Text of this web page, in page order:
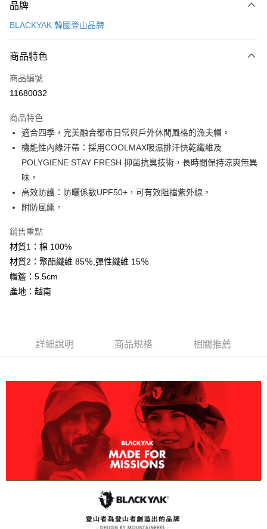
信用卡一次付款
LINE Pay
Apple Pay
悠遊付
Google Pay
全盈+PAY
大哥付你分期
相關說明
1.本服務由台灣大哥大提供，台灣大哥大用戶可立即使用無須另外申請。
流程，驗證手機門號後，選擇欲分期的期數、繳款截止日，確認付款後即完
成交易。
3.實際核准額度、可分期數及費用金額請依後續交易確認頁面所載為準。
4.訂單成立30分鐘內，如未前往確認交易或遇審核未通過，訂單將自動取
消。如遇「轉專審核」未通過狀況，表示未達大哥付你分期系統評分，恕無
2.透過簡訊連結打開帳單後，可選擇「超商條碼／台灣大直營門市／銀行轉
1.本服務係由「台灣大哥大股份有限公司」（以下簡稱本公司）所提供，讓
用戶於交易時，得透過本服務購買商品或服務，並由商店將買賣／分期付款
買賣價金債權讓與本公司後，依約使用本公司帳單繳交帳款。
2.基於同意付款使用「大哥付你分期」之契約關係目的，商店將以您的個人
資料（包含姓名、電話或地址）提供予台灣大哥大進項蒐集、處理及利用，
由本公司與您本人進行分期帳單所需資料之確認、核對及更正。
3.完整用戶服務條款，請詳閱以下連結：
https://oppay.tw/userRule
AFTEE先享後付
相關說明
AFTEE先享後付是「在收到商品之後才付款」的支付方式。 讓您購物簡單
便利好安心！
１．簡單：不需註冊會員、不需綁卡、不需儲值。
２．便利：只要手機號碼，簡訊認證，即可結帳。
１．於結帳方式選擇「AFTEE先享後付」後，將跳轉至「AFTEE先享後付」
結帳頁面，進行簡訊認證並確認金額後，即可完成結帳。
ATM／網路銀行／等多元方式進行付款，方視為交易完成。
※ 請注意：結帳手續完成當下不需立刻繳費，但若您需要取消訂單，請聯絡
購買商品的店家。未經商家同意取消之訂單仍視為有效，需透過AFTEE先享
後付繳納相關費用。
※ 交易是否成功請以「AFTEE先享後付 」之結帳頁面顯示為準，若有關於
是否繳費成功／繳費後需取消欲退款等相關疑問，請聯繫「AFTEE先享後付
客戶支援中心」
https://netprotections.freshdesk.com/support/home
【注意事項】
１．透過由恩沛科技股份有限公司提供之「AFTEE先享後付」服務完成之交
易，需依本服務之必要範圍內提供個人資料，並將交易相關給付款項請求債
權轉讓予恩沛科技股份有限公司。
https://aftee.tw/terms/#terms3
ATM付款
運送方式
付款後全家取貨
萊爾富取貨付款
每筆NT$60，滿NT$799(含以上)免運費
付款後萊爾富取貨
每筆NT$60，滿NT$799(含以上)免運費
7-11取貨付款
每筆NT$60，滿NT$799(含以上)免運費
每筆NT$60，滿NT$799(含以上)免運費
品牌
BLACKYAK 韓國登山品牌
商品特色
商品編號
11680032
商品特色
適合四季，完美融合都市日常與戶外休閒風格的漁夫帽。
機能性內緣汗帶：採用COOLMAX吸濕排汗快乾纖維及
POLYGIENE STAY FRESH 抑菌抗臭技術，長時間保持涼爽無異
味。
高效防護：防曬係數UPF50+，可有效阻擋紫外線。
附防風繩。
銷售重點
材質1：棉 100%
材質2：聚酯纖維 85％,彈性纖維 15％
帽簷：5.5cm
產地：越南
詳細說明 商品規格 相關推薦